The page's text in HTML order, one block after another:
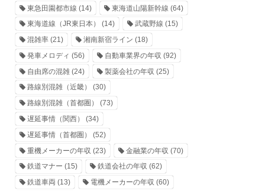
東急田園都市線 (14) 東海道山陽新幹線 (64)
東海道線（JR東日本）
(14) 武蔵野線 (15)
混雑率 (21) 湘南新宿ライン (18)
発車メロディ (56) 自動車業界の年収 (92)
自由席の混雑 (24) 製薬会社の年収 (25)
路線別混雑（近畿）
(30)
路線別混雑（首都圏）
(73)
遅延事情（関西）
(34)
遅延事情（首都圏）
(52)
重機メーカーの年収 (23) 金融業の年収 (70)
鉄道マナー (15) 鉄道会社の年収 (62)
鉄道車両 (13) 電機メーカーの年収 (60)